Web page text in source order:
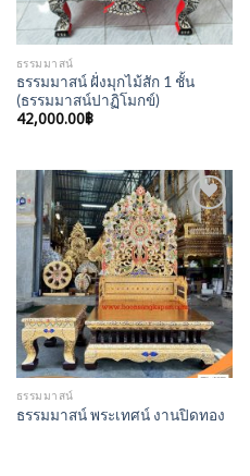
ธรรมมาสน์
ธรรมมาสน์ ฝั่งมุกไม้สัก 1 ชั้น
(ธรรมมาสน์ปาฏิโมกข์)
42,000.00฿
Add to
Wishlist
ธรรมมาสน์
ธรรมมาสน์ พระเทศน์ งานปิดทอง